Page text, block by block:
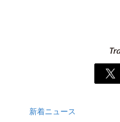
新着ニュース